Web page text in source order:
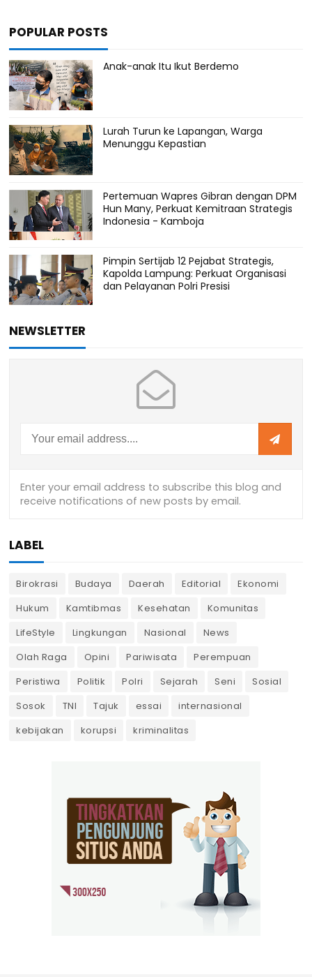
POPULAR POSTS
Anak-anak Itu Ikut Berdemo
Lurah Turun ke Lapangan, Warga
Menunggu Kepastian
Pertemuan Wapres Gibran dengan DPM
Hun Many, Perkuat Kemitraan Strategis
Indonesia - Kamboja
Pimpin Sertijab 12 Pejabat Strategis,
Kapolda Lampung: Perkuat Organisasi
dan Pelayanan Polri Presisi
NEWSLETTER
LABEL
Birokrasi Budaya Daerah Editorial
Ekonomi
Hukum
Kamtibmas Kesehatan
Komunitas
LifeStyle
Lingkungan Nasional
News
Olah Raga
Opini Pariwisata
Perempuan
Peristiwa
Politik Polri Sejarah Seni
Sosial
Sosok
TNI Tajuk essai
internasional
kebijakan
korupsi kriminalitas